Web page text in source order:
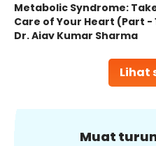
Lihat
Metabolic Syndrome:
Care of Your Heart (Part -
Dr. Ajay Kumar Sharma
Muat